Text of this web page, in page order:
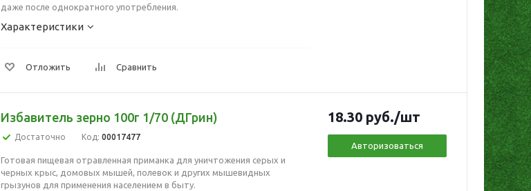
даже после однократного употребления.
Характеристики
Отложить Сравнить
Избавитель зерно 100г 1/70 (ДГрин)
Достаточно Код: 00017477
Готовая пищевая отравленная приманка для уничтожения серых и
черных крыс, домовых мышей, полевок и других мышевидных
грызунов для применения населением в быту.
18.30 руб./шт
Авторизоваться